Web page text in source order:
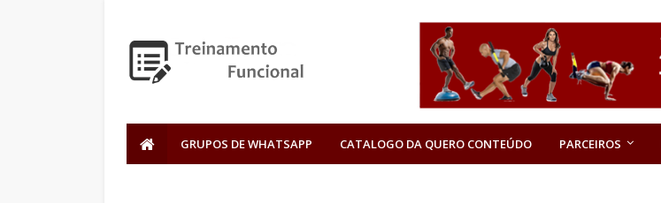
GRUPOS DE WHATSAPP CATALOGO DA QUERO CONTEÚDO PARCEIROS